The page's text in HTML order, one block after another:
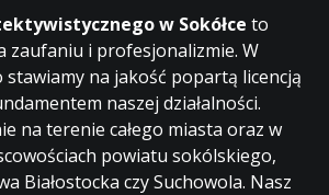
w Sokółce to
zaufaniu i profesjonalizmie. W
na jakość popartą licencją
naszej działalności.
na terenie całego miasta oraz w
powiatu sokólskiego,
Białostocka czy Suchowola. Nasz